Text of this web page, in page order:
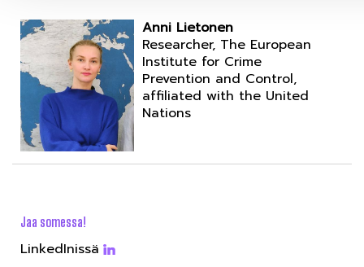
Anni Lietonen
Researcher, The European
Institute for Crime
Prevention and Control,
affiliated with the United
Nations
Jaa somessa!
LinkedInissä